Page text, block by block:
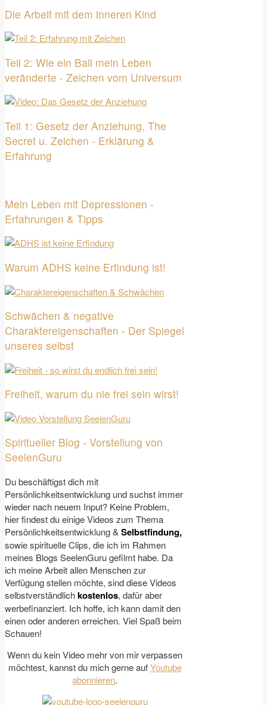
Die Arbeit mit dem inneren Kind
Teil 2: Wie ein Ball mein Leben
veränderte - Zeichen vom Universum
Teil 1: Gesetz der Anziehung, The
Secret u. Zeichen - Erklärung &
Erfahrung
Mein Leben mit Depressionen -
Erfahrungen & Tipps
Warum ADHS keine Erfindung ist!
Schwächen & negative
Charaktereigenschaften - Der Spiegel
unseres selbst
Freiheit, warum du nie frei sein wirst!
Spiritueller Blog - Vorstellung von
SeelenGuru
Du beschäftigst dich mit
Persönlichkeitsentwicklung und suchst immer
wieder nach neuem Input? Keine Problem,
hier findest du einige Videos zum Thema
Persönlichkeitsentwicklung & Selbstfindung,
sowie spirituelle Clips, die ich im Rahmen
meines Blogs SeelenGuru gefilmt habe. Da
ich meine Arbeit allen Menschen zur
Verfügung stellen möchte, sind diese Videos
selbstverständlichkostenlos, dafür aber
werbefinanziert. Ich hoffe, ich kann damit den
einen oder anderen erreichen. Viel Spaß beim
Schauen!
Wenn du kein Video mehr von mir verpassen
möchtest, kannst du mich gerne aufYoutube
abonnieren.